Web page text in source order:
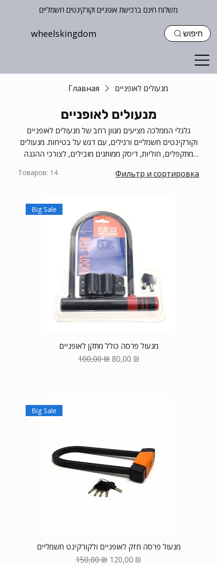
משלוח חינם ברכישת אופניים וקורקינטים חשמליים
חיפוש wheelskingdom
Главная מנעולים לאופניים
מנעולים לאופניים
גלגלי הממלכה מציעים מגוון רחב של מנעולים לאופניים
וקורקינטים חשמליים ורגילים, עם דגש על בטיחות. מנעולים
מתקפלים, חוליות, דיסק ממותגים מובילים, לצורכי ההגנה
Товаров: 14 Фильтр и сортировка
Big Sale
מנעול פרסה כולל מתקן לאופניים
Обычная цена
100,00 ₪ Цена со скидкой
80,00 ₪
Big Sale
מנעול פרסה חזק לאופניים ולקורקינט חשמליים
Обычная цена
150,00 ₪ Цена со скидкой
120,00 ₪